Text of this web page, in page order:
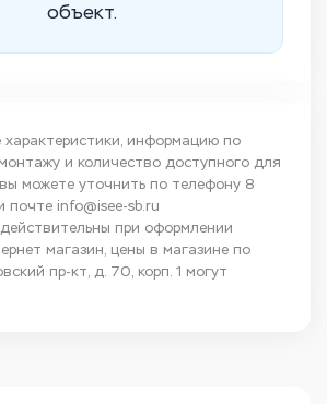
объект.
информацию по
и количество доступного для
можете уточнить по телефону 8
почте info@isee-sb.ru
при оформлении
магазин, цены в магазине по
пр-кт, д. 70, корп. 1 могут